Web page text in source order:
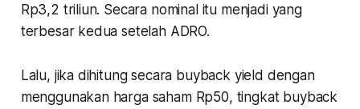
Rp3,2 triliun. Secara nominal itu menjadi yang
terbesar kedua setelah ADRO.
Lalu, jika dihitung secara buyback yield dengan
menggunakan harga saham Rp50, tingkat buyback